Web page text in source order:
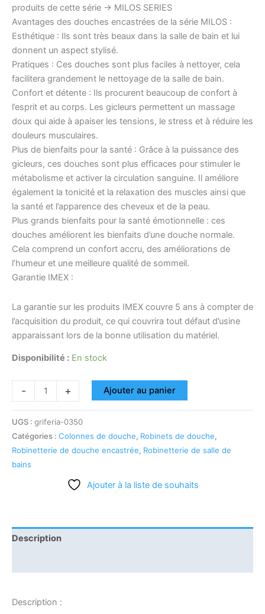
produits de cette série -> MILOS SERIES
Avantages des douches encastrées de la série MILOS :
Esthétique : Ils sont très beaux dans la salle de bain et lui
donnent un aspect stylisé.
Pratiques : Ces douches sont plus faciles à nettoyer, cela
facilitera grandement le nettoyage de la salle de bain.
Confort et détente : Ils procurent beaucoup de confort à
l’esprit et au corps. Les gicleurs permettent un massage
doux qui aide à apaiser les tensions, le stress et à réduire les
douleurs musculaires.
Plus de bienfaits pour la santé : Grâce à la puissance des
gicleurs, ces douches sont plus efficaces pour stimuler le
métabolisme et activer la circulation sanguine. Il améliore
également la tonicité et la relaxation des muscles ainsi que
la santé et l’apparence des cheveux et de la peau.
Plus grands bienfaits pour la santé émotionnelle : ces
douches améliorent les bienfaits d’une douche normale.
Cela comprend un confort accru, des améliorations de
l’humeur et une meilleure qualité de sommeil.
Garantie IMEX :
La garantie sur les produits IMEX couvre 5 ans à compter de
l’acquisition du produit, ce qui couvrira tout défaut d’usine
apparaissant lors de la bonne utilisation du matériel.
Disponibilité : En stock
- + Ajouter au panier
UGS : griferia-0350
Catégories : Colonnes de douche, Robinets de douche,
Robinetterie de douche encastrée, Robinetterie de salle de
bains
Ajouter à la liste de souhaits
Description
Description :